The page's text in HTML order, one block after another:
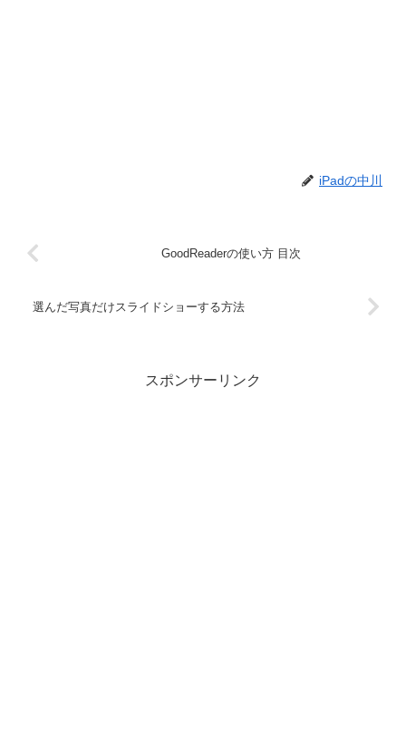
iPadの中川
GoodReaderの使い方 目次
選んだ写真だけスライドショーする方法
スポンサーリンク